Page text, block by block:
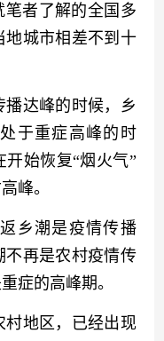
笔者了解的全国多
地城市相差不到十
达峰的时候，乡
于重症高峰的时
始恢复“烟火气”
峰。
乡潮是疫情传播
不再是农村疫情传
症的高峰期。
地区，已经出现